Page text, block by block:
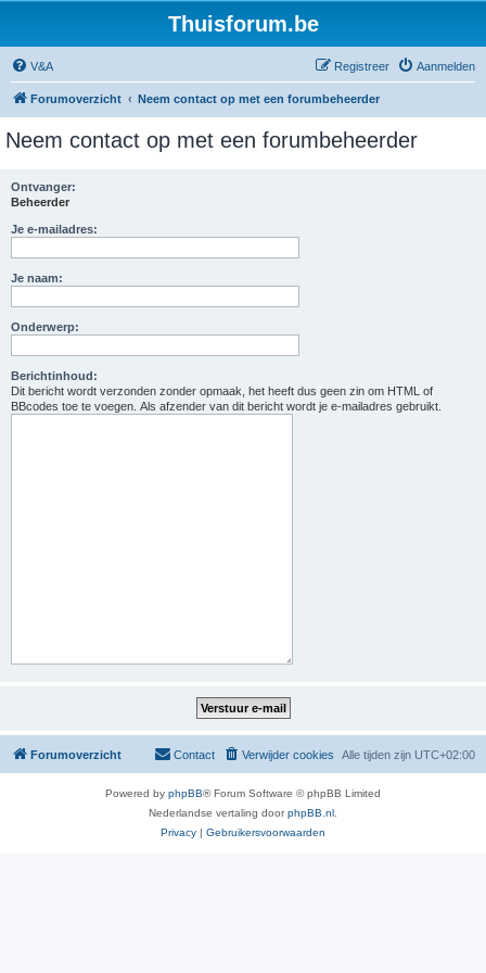
Thuisforum.be
V&A Aanmelden
Registreer
Forumoverzicht Neem contact op met een forumbeheerder
Neem contact op met een forumbeheerder
Ontvanger:
Beheerder
Je e-mailadres:
Je naam:
Onderwerp:
Berichtinhoud:
Dit bericht wordt verzonden zonder opmaak, het heeft dus geen zin om HTML of
BBcodes toe te voegen. Als afzender van dit bericht wordt je e-mailadres gebruikt.
Forumoverzicht Alle tijden zijn UTC+02:00
Verwijder cookies
Contact
Powered by phpBB® Forum Software © phpBB Limited
Nederlandse vertaling doorphpBB.nl
Privacy | Gebruikersvoorwaarden